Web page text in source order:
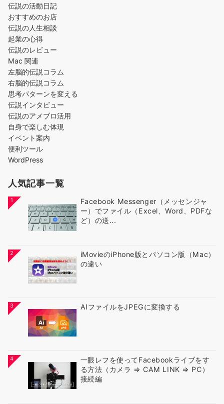
伝説の活動日記
おすすめのお店
伝説の人生相談
起業の心得
伝説のレビュー
Mac 関連
左脳的伝説コラム
右脳的伝説コラム
思考パターンを変える
伝説インタビュー
伝説のアメブロ活用
自身で楽しむ体現
イベント案内
便利ツール
WordPress
人気記事一覧
1
Facebook Messenger（メッセンジャ
ー）でファイル（Excel、Word、PDFな
ど）の送...
2
iMovieのiPhone版とパソコン版（Mac）
の違い
3 AIファイルをJPEGに変換する
4
一眼レフを使ってFacebookライブをす
る方法（カメラ ⇒ CAM LINK ⇒ PC）
接続編